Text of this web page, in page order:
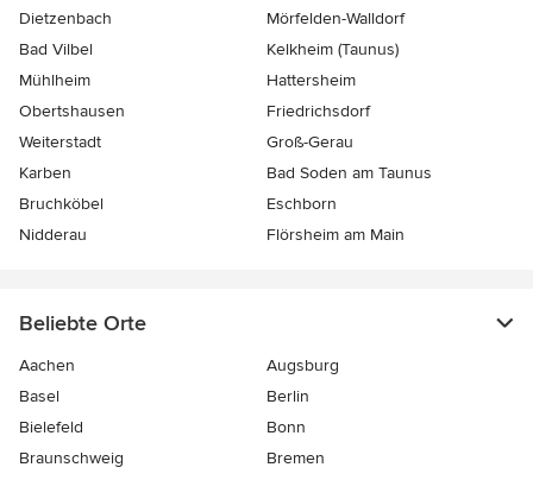
Dietzenbach
Mörfelden-Walldorf
Bad Vilbel
Kelkheim (Taunus)
Mühlheim
Hattersheim
Obertshausen
Friedrichsdorf
Weiterstadt
Groß-Gerau
Karben
Bad Soden am Taunus
Bruchköbel
Eschborn
Nidderau
Flörsheim am Main
Beliebte Orte
Aachen
Augsburg
Basel
Berlin
Bielefeld
Bonn
Braunschweig
Bremen